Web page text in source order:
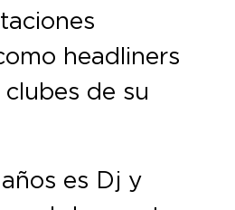
headliners
de su
es Dj y